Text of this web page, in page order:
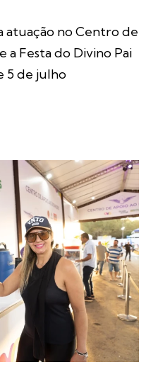
atuação no Centro de
a Festa do Divino Pai
5 de julho